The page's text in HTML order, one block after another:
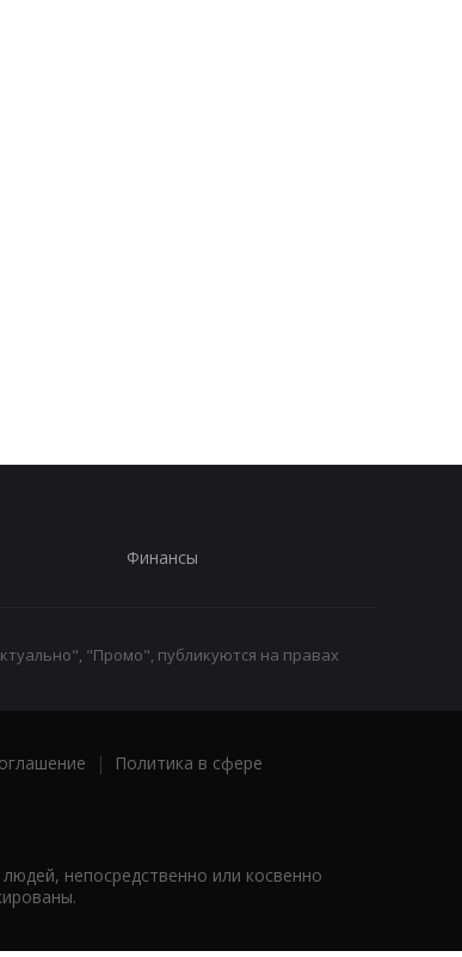
Финансы
"Промо", публикуются на правах
|
Политика в сфере
непосредственно или косвенно